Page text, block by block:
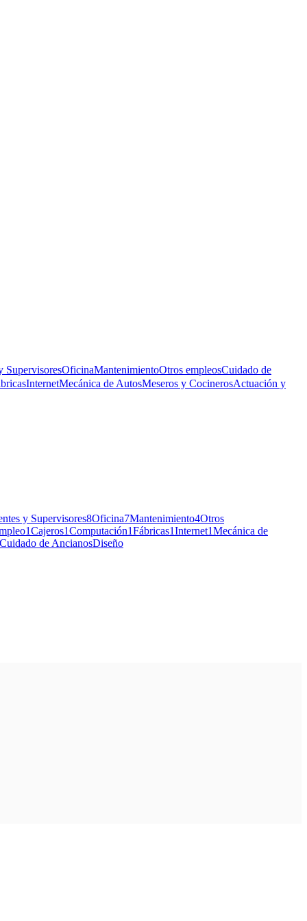
SupervisoresOficinaMantenimientoOtros empleosCuidado de
InternetMecánica de AutosMeseros y CocinerosActuación y
y Supervisores8Oficina7Mantenimiento4Otros
1Cajeros1Computación1Fábricas1Internet1Mecánica de
Cuidado de AncianosDiseño